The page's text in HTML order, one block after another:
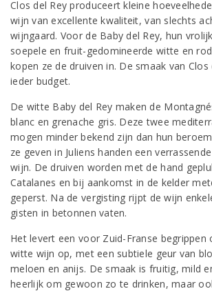
Clos del Rey produceert kleine
wijn van excellente kwaliteit, van slechts
wijngaard. Voor de Baby del Rey, hun
soepele en fruit-gedomineerde witte en
kopen ze de druiven in. De smaak van
ieder budget.
De witte Baby del Rey maken de
blanc en grenache gris. Deze twee
mogen minder bekend zijn dan hun
ze geven in Juliens handen een
wijn. De druiven worden met de hand
Catalanes en bij aankomst in de kelder
geperst. Na de vergisting rijpt de wijn
gisten in betonnen vaten.
Het levert een voor Zuid-Franse begrippen
witte wijn op, met een subtiele geur van
meloen en anijs. De smaak is fruitig, mild
heerlijk om gewoon zo te drinken, maar